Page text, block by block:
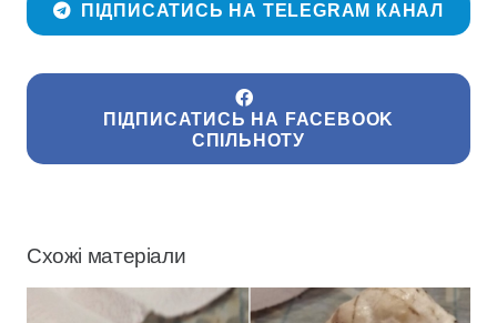
ПІДПИСАТИСЬ НА TELEGRAM КАНАЛ
ПІДПИСАТИСЬ НА FACEBOOK
СПІЛЬНОТУ
Схожі матеріали